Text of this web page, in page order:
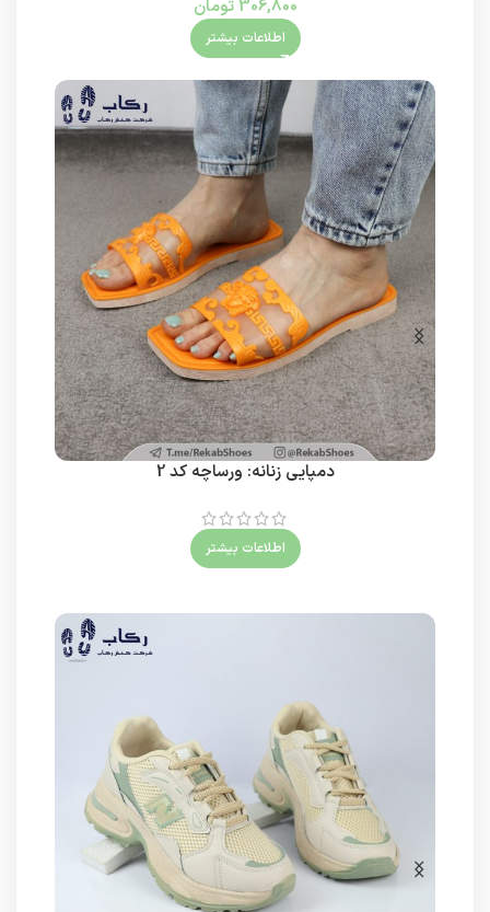
306,800 تومان
اطلاعات بیشتر
دمپایی زنانه: ورساچه کد 2
اطلاعات بیشتر